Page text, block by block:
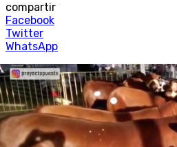
compartir
Facebook
Twitter
WhatsApp